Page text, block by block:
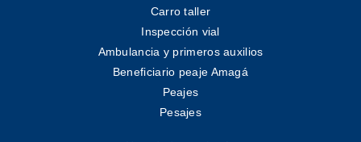
Carro taller
Inspección vial
Ambulancia y primeros auxilios
Beneficiario peaje Amagá
Peajes
Pesajes